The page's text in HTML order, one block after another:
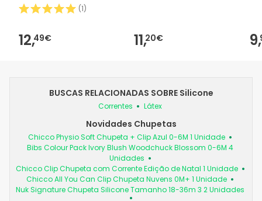
(1)
12,49€ 11,20€ 9,
BUSCAS RELACIONADAS SOBRE Silicone
Correntes Látex
Novidades Chupetas
Chicco Physio Soft Chupeta + Clip Azul 0-6M 1 Unidade
Bibs Colour Pack Ivory Blush Woodchuck Blossom 0-6M 4
Unidades
Chicco Clip Chupeta com Corrente Edição de Natal 1 Unidade
Chicco All You Can Clip Chupeta Nuvens 0M+ 1 Unidade
Nuk Signature Chupeta Silicone Tamanho 18-36m 3 2 Unidades